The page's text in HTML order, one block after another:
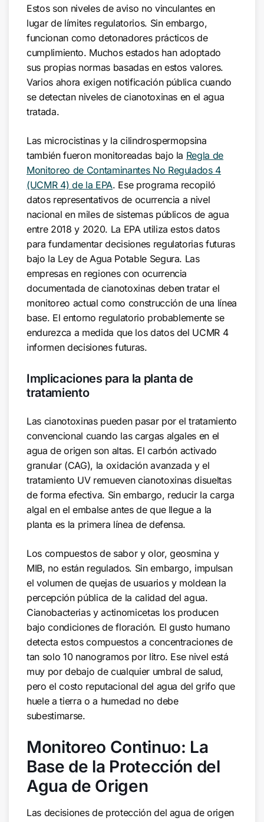
Estos son niveles de aviso no vinculantes en
lugar de límites regulatorios. Sin embargo,
funcionan como detonadores prácticos de
cumplimiento. Muchos estados han adoptado
sus propias normas basadas en estos valores.
Varios ahora exigen notificación pública cuando
se detectan niveles de cianotoxinas en el agua
tratada.
Las microcistinas y la cilindrospermopsina
también fueron monitoreadas bajo la Regla de
Monitoreo de Contaminantes No Regulados 4
(UCMR 4) de la EPA. Ese programa recopiló
datos representativos de ocurrencia a nivel
nacional en miles de sistemas públicos de agua
entre 2018 y 2020. La EPA utiliza estos datos
para fundamentar decisiones regulatorias futuras
bajo la Ley de Agua Potable Segura. Las
empresas en regiones con ocurrencia
documentada de cianotoxinas deben tratar el
monitoreo actual como construcción de una línea
base. El entorno regulatorio probablemente se
endurezca a medida que los datos del UCMR 4
informen decisiones futuras.
Implicaciones para la planta de
tratamiento
Las cianotoxinas pueden pasar por el tratamiento
convencional cuando las cargas algales en el
agua de origen son altas. El carbón activado
granular (CAG), la oxidación avanzada y el
tratamiento UV remueven cianotoxinas disueltas
de forma efectiva. Sin embargo, reducir la carga
algal en el embalse antes de que llegue a la
planta es la primera línea de defensa.
Los compuestos de sabor y olor, geosmina y
MIB, no están regulados. Sin embargo, impulsan
el volumen de quejas de usuarios y moldean la
percepción pública de la calidad del agua.
Cianobacterias y actinomicetas los producen
bajo condiciones de floración. El gusto humano
detecta estos compuestos a concentraciones de
tan solo 10 nanogramos por litro. Ese nivel está
muy por debajo de cualquier umbral de salud,
pero el costo reputacional del agua del grifo que
huele a tierra o a humedad no debe
subestimarse.
Monitoreo Continuo: La
Base de la Protección del
Agua de Origen
Las decisiones de protección del agua de origen